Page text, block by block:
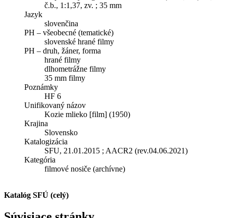
č.b., 1:1,37, zv. ; 35 mm
Jazyk
slovenčina
PH – všeobecné (tematické)
slovenské hrané filmy
PH – druh, žáner, forma
hrané filmy
dlhometrážne filmy
35 mm filmy
Poznámky
HF 6
Unifikovaný názov
Kozie mlieko [film] (1950)
Krajina
Slovensko
Katalogizácia
SFU, 21.01.2015 ; AACR2 (rev.04.06.2021)
Kategória
filmové nosiče (archívne)
Katalóg SFÚ (celý)